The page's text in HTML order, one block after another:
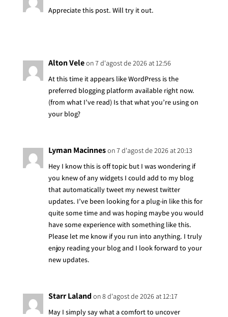
Appreciate this post. Will try it out.
Alton Veleon 7 d'agost de 2026 at 12:56
At this time it appears like WordPress is the
preferred blogging platform available right now.
(from what I’ve read) Is that what you’re using on
your blog?
Lyman Macinneson 7 d'agost de 2026 at 20:13
Hey I know this is off topic but I was wondering if
you knew of any widgets I could add to my blog
that automatically tweet my newest twitter
updates. I’ve been looking for a plug-in like this for
quite some time and was hoping maybe you would
have some experience with something like this.
Please let me know if you run into anything. I truly
enjoy reading your blog and I look forward to your
new updates.
Starr Laland on 8 d'agost de 2026 at 12:17
May I simply say what a comfort to uncover